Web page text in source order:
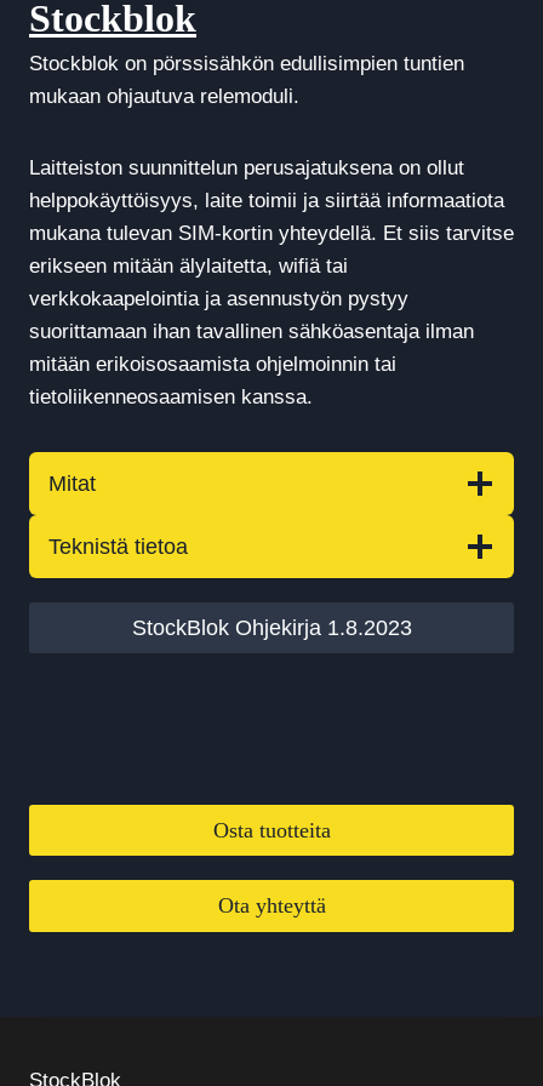
Stockblok
Stockblok on pörssisähkön edullisimpien tuntien
mukaan ohjautuva relemoduli.
Laitteiston suunnittelun perusajatuksena on ollut
helppokäyttöisyys, laite toimii ja siirtää informaatiota
mukana tulevan SIM-kortin yhteydellä. Et siis tarvitse
erikseen mitään älylaitetta, wifiä tai
verkkokaapelointia ja asennustyön pystyy
suorittamaan ihan tavallinen sähköasentaja ilman
mitään erikoisosaamista ohjelmoinnin tai
tietoliikenneosaamisen kanssa.
Mitat
Teknistä tietoa
StockBlok Ohjekirja 1.8.2023
Osta tuotteita
Ota yhteyttä
StockBlok